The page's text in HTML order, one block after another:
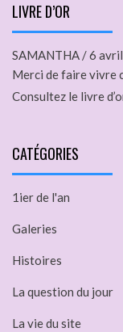
LIVRE D’OR
SAMANTHA /6
Merci de faire vivre
Consultez le livre
CATÉGORIES
1ier de l'an
Galeries
Histoires
La question du jour
La vie du site